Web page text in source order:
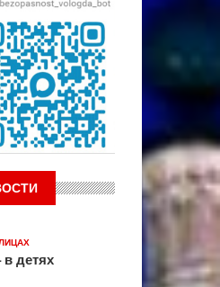
в детях